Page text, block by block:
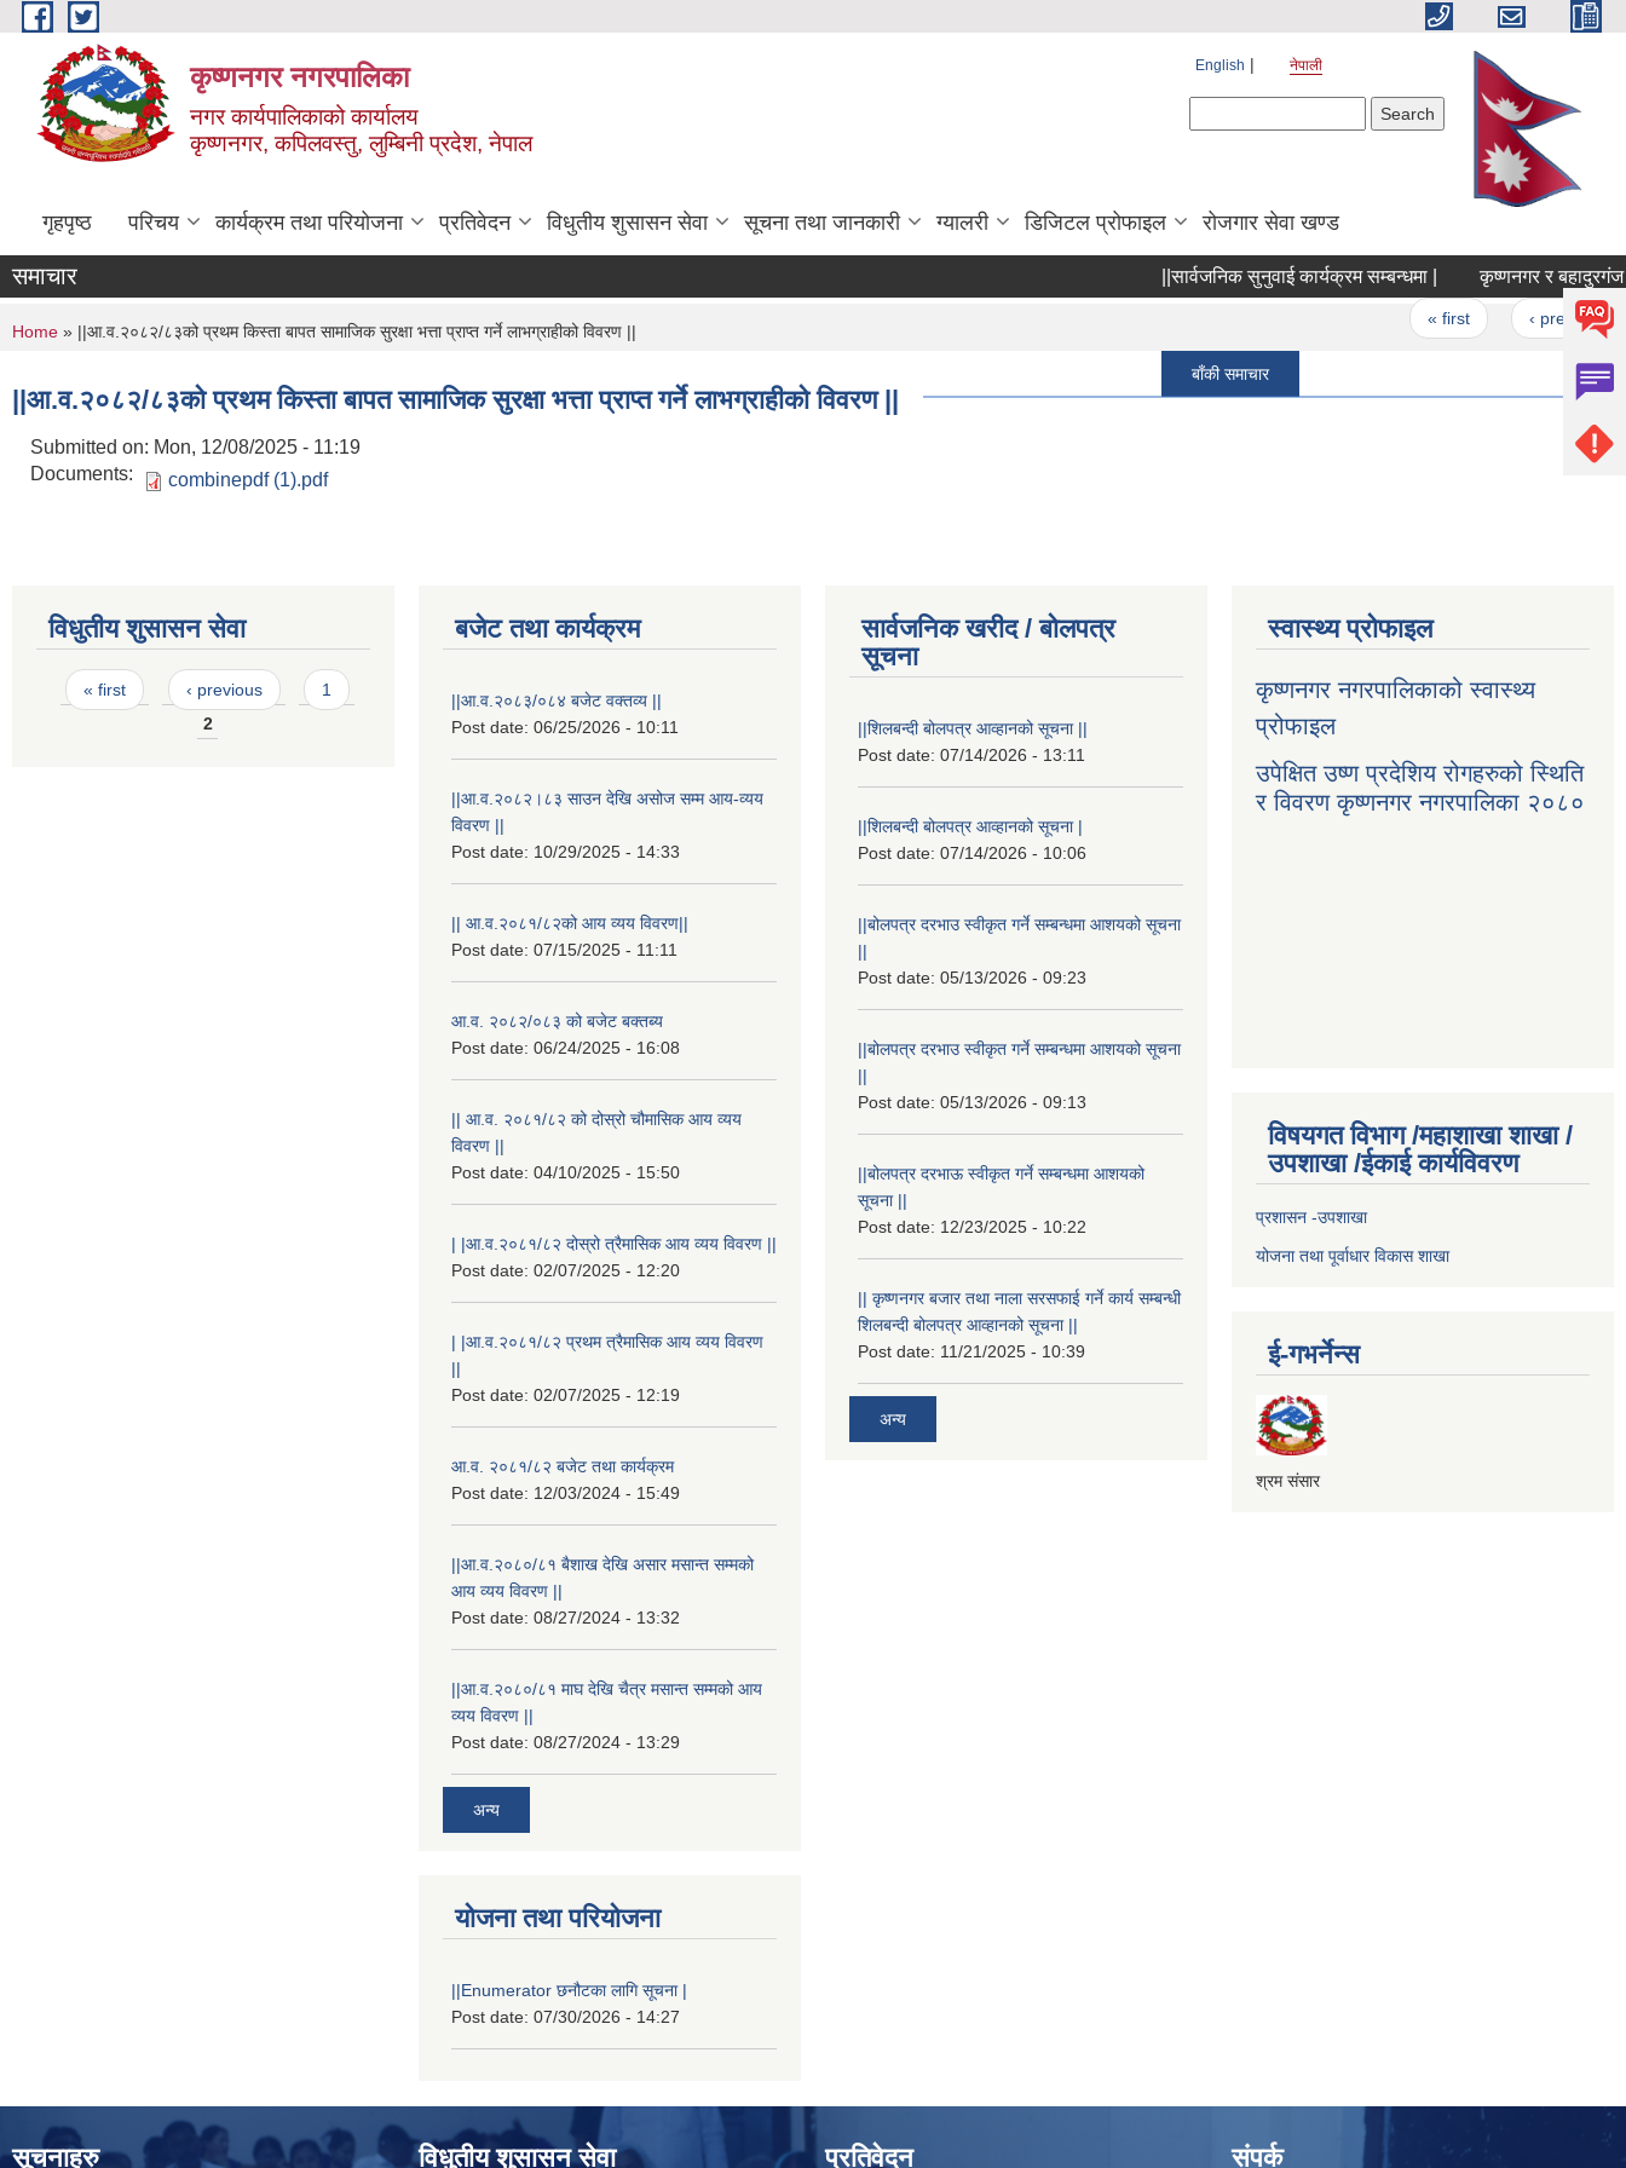
Skip to main content
कृष्णनगर नगरपालिका
नगर कार्यपालिकाको कार्यालय
कृष्णनगर, कपिलवस्तु, लुम्बिनी प्रदेश, नेपाल
English नेपाली
गृहपृष्ठ परिचय कार्यक्रम तथा परियोजना प्रतिवेदन विधुतीय शुसासन सेवा सूचना तथा जानकारी ग्यालरी डिजिटल प्रोफाइल रोजगार सेवा खण्ड
समाचार ||सार्वजनिक सुनुवाई कार्यक्रम सम्बन्धमा | कृष्णनगर र बहादुरगंज
« first ‹ previous
बाँकी समाचार
You are here
Home » ||आ.व.२०८२/८३को प्रथम किस्ता बापत सामाजिक सुरक्षा भत्ता प्राप्त गर्ने लाभग्राहीको विवरण ||
||आ.व.२०८२/८३को प्रथम किस्ता बापत सामाजिक सुरक्षा भत्ता प्राप्त गर्ने लाभग्राहीको विवरण ||
Submitted on: Mon, 12/08/2025 - 11:19
Documents:
combinepdf (1).pdf
विधुतीय शुसासन सेवा
Pages
« first ‹ previous
1
2
बजेट तथा कार्यक्रम
||आ.व.२०८३/०८४ बजेट वक्तव्य ||
Post date: 06/25/2026 - 10:11
||आ.व.२०८२।८३ साउन देखि असोज सम्म आय-व्यय
विवरण ||
Post date: 10/29/2025 - 14:33
|| आ.व.२०८१/८२को आय व्यय विवरण||
Post date: 07/15/2025 - 11:11
आ.व. २०८२/०८३ को बजेट बक्तब्य
Post date: 06/24/2025 - 16:08
|| आ.व. २०८१/८२ को दोस्रो चौमासिक आय व्यय
विवरण ||
Post date: 04/10/2025 - 15:50
| |आ.व.२०८१/८२ दोस्रो त्रैमासिक आय व्यय विवरण ||
Post date: 02/07/2025 - 12:20
| |आ.व.२०८१/८२ प्रथम त्रैमासिक आय व्यय विवरण
||
Post date: 02/07/2025 - 12:19
आ.व. २०८१/८२ बजेट तथा कार्यक्रम
Post date: 12/03/2024 - 15:49
||आ.व.२०८०/८१ बैशाख देखि असार मसान्त सम्मको
आय व्यय विवरण ||
Post date: 08/27/2024 - 13:32
||आ.व.२०८०/८१ माघ देखि चैत्र मसान्त सम्मको आय
व्यय विवरण ||
Post date: 08/27/2024 - 13:29
अन्य
योजना तथा परियोजना
||Enumerator छनौटका लागि सूचना |
Post date: 07/30/2026 - 14:27
सार्वजनिक खरीद / बोलपत्र
सूचना
||शिलबन्दी बोलपत्र आव्हानको सूचना ||
Post date: 07/14/2026 - 13:11
||शिलबन्दी बोलपत्र आव्हानको सूचना |
Post date: 07/14/2026 - 10:06
||बोलपत्र दरभाउ स्वीकृत गर्ने सम्बन्धमा आशयको सूचना
||
Post date: 05/13/2026 - 09:23
||बोलपत्र दरभाउ स्वीकृत गर्ने सम्बन्धमा आशयको सूचना
||
Post date: 05/13/2026 - 09:13
||बोलपत्र दरभाऊ स्वीकृत गर्ने सम्बन्धमा आशयको
सूचना ||
Post date: 12/23/2025 - 10:22
|| कृष्णनगर बजार तथा नाला सरसफाई गर्ने कार्य सम्बन्धी
शिलबन्दी बोलपत्र आव्हानको सूचना ||
Post date: 11/21/2025 - 10:39
अन्य
स्वास्थ्य प्रोफाइल
कृष्णनगर नगरपालिकाको स्वास्थ्य
प्रोफाइल
उपेक्षित उष्ण प्रदेशिय रोगहरुको स्थिति
र विवरण कृष्णनगर नगरपालिका २०८०
विषयगत विभाग /महाशाखा शाखा /
उपशाखा /ईकाई कार्यविवरण
प्रशासन -उपशाखा
योजना तथा पूर्वाधार विकास शाखा
ई-गभर्नेन्स
श्रम संसार
सूचनाहरु विधुतीय शुसासन सेवा प्रतिवेदन संपर्क